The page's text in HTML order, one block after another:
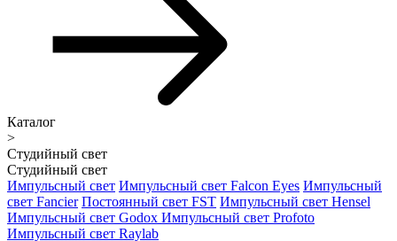
Каталог
>
Студийный свет
Студийный свет
Импульсный свет Импульсный свет Falcon Eyes Импульсный
свет Fancier Постоянный свет FST Импульсный свет Hensel
Импульсный свет Godox Импульсный свет Profoto
Импульсный свет Raylab